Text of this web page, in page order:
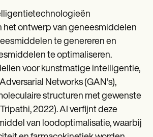
het ontwerp van geneesmiddelen
te genereren en
te optimaliseren.
voor kunstmatige intelligentie,
Networks (GAN's),
structuren met gewenste
2022). AI verfijnt deze
van loodoptimalisatie, waarbij